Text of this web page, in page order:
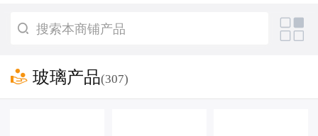

 玻璃产品(307)